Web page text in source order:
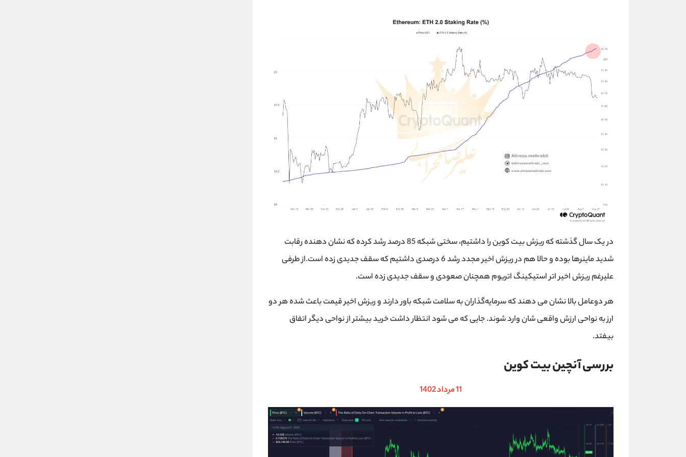
در یک سال گذشته که ریزش بیت کوین را ‌داشتیم، سختی شبکه 85 درصد رشد کرده که نشان دهنده رقابت
شدید ماینرها بوده و حالا هم در ریزش اخیر مجدد رشد 6 درصدی داشتیم که سقف جدیدی زده است.از طرفی
علیرغم ریزش اخیر اتر استیکینگ اتریوم همچنان صعودی و سقف جدیدی زده است.
هر دو‌عامل بالا نشان می دهند که سرمایه‌گذاران به سلامت شبکه باور دارند و ریزش اخیر قیمت باعث شده هر دو
ارز به نواحی ارزش واقعی شان وارد شوند. جایی که می شود انتظار داشت خرید بیشتر از نواحی دیگر اتفاق
بیفتد.
بررسی آنچین بیت کوین
11 مرداد 1402